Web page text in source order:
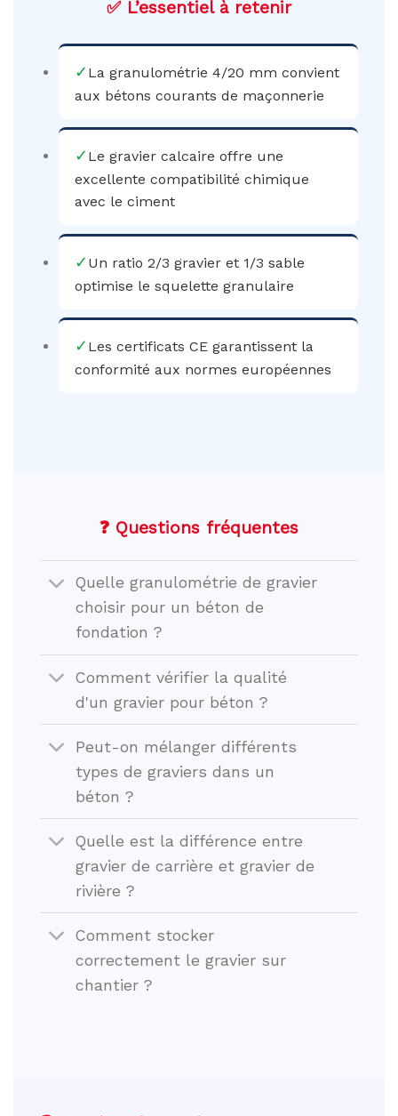
✅ L’essentiel à retenir
✓ La granulométrie 4/20 mm convient
aux bétons courants de maçonnerie
✓ Le gravier calcaire offre une
excellente compatibilité chimique
avec le ciment
✓ Un ratio 2/3 gravier et 1/3 sable
optimise le squelette granulaire
✓ Les certificats CE garantissent la
conformité aux normes européennes
❓ Questions fréquentes
Quelle granulométrie de gravier
choisir pour un béton de
fondation ?
Comment vérifier la qualité
d'un gravier pour béton ?
Peut-on mélanger différents
types de graviers dans un
béton ?
Quelle est la différence entre
gravier de carrière et gravier de
rivière ?
Comment stocker
correctement le gravier sur
chantier ?